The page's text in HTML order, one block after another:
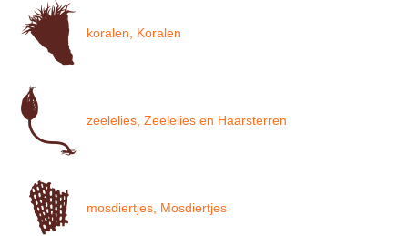
koralen, Koralen
zeelelies, Zeelelies en Haarsterren
mosdiertjes, Mosdiertjes